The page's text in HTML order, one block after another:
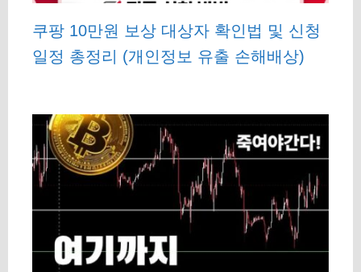
쿠팡 10만원 보상 대상자 확인법 및 신청
일정 총정리 (개인정보 유출 손해배상)